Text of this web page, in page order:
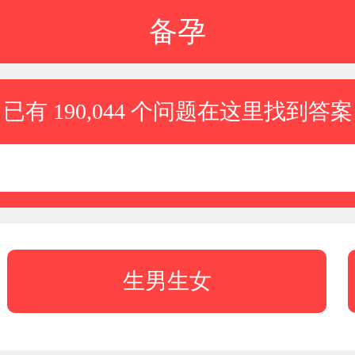
备孕
已有 190,044 个问题在这里找到答案
生男生女